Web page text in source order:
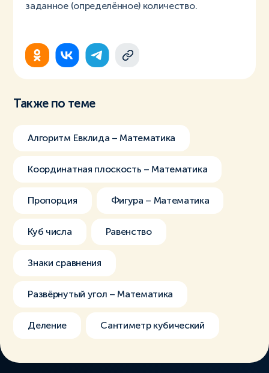
заданное (определённое) количество.
Также по теме
Алгоритм Евклида – Математика
Координатная плоскость – Математика
Пропорция Фигура – Математика
Куб числа Равенство
Знаки сравнения
Развёрнутый угол – Математика
Деление Сантиметр кубический